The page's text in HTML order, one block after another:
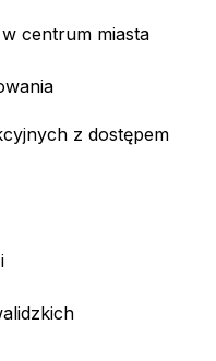
centrum miasta
z dostępem